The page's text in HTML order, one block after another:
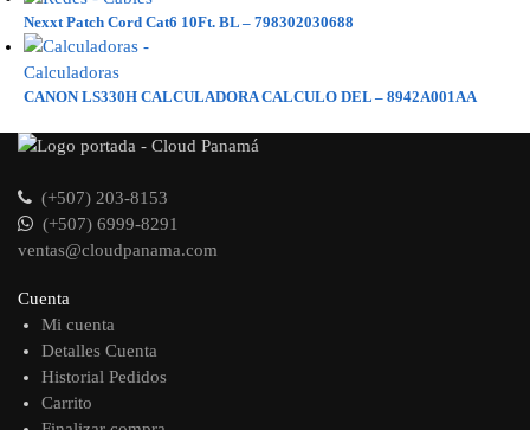
Nexxt Patch Cord Cat6 10Ft. BL – 798302030688
CANON LS330H CALCULADORA CALCULO DEL – 8942A001AA
(+507) 203-8153
(+507) 6999-8291
ventas@cloudpanama.com
Cuenta
Mi cuenta
Detalles Cuenta
Historial Pedidos
Carrito